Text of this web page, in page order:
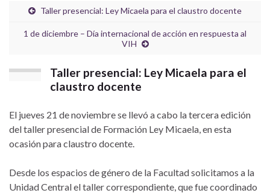
Taller presencial: Ley Micaela para el claustro docente
1 de diciembre – Día internacional de acción en respuesta al
VIH
Taller presencial: Ley Micaela para el
claustro docente
El jueves 21 de noviembre se llevó a cabo la tercera edición
del taller presencial de Formación Ley Micaela, en esta
ocasión para claustro docente.
Desde los espacios de género de la Facultad solicitamos a la
Unidad Central el taller correspondiente, que fue coordinado